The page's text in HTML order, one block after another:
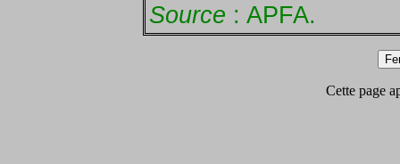
Source : APFA.
Cette page